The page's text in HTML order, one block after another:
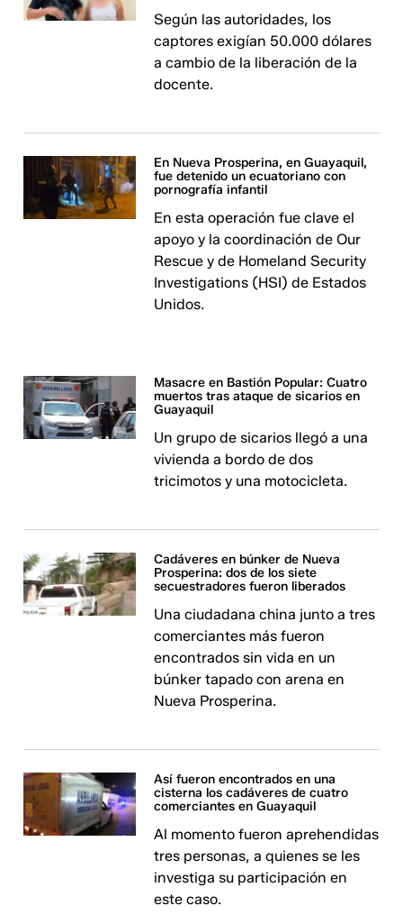
Según las autoridades, los
captores exigían 50.000 dólares
a cambio de la liberación de la
docente.
En Nueva Prosperina, en Guayaquil,
fue detenido un ecuatoriano con
pornografía infantil
En esta operación fue clave el
apoyo y la coordinación de Our
Rescue y de Homeland Security
Investigations (HSI) de Estados
Unidos.
Masacre en Bastión Popular: Cuatro
muertos tras ataque de sicarios en
Guayaquil
Un grupo de sicarios llegó a una
vivienda a bordo de dos
tricimotos y una motocicleta.
Cadáveres en búnker de Nueva
Prosperina: dos de los siete
secuestradores fueron liberados
Una ciudadana china junto a tres
comerciantes más fueron
encontrados sin vida en un
búnker tapado con arena en
Nueva Prosperina.
Así fueron encontrados en una
cisterna los cadáveres de cuatro
comerciantes en Guayaquil
Al momento fueron aprehendidas
tres personas, a quienes se les
investiga su participación en
este caso.